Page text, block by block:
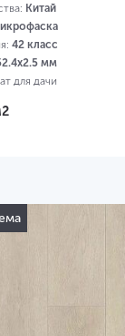
Китай
42 класс
мм
для дачи